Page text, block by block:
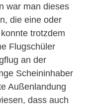
war man dieses
die eine oder
trotzdem
Flugschüler
an der
Scheininhaber
Außenlandung
dass auch